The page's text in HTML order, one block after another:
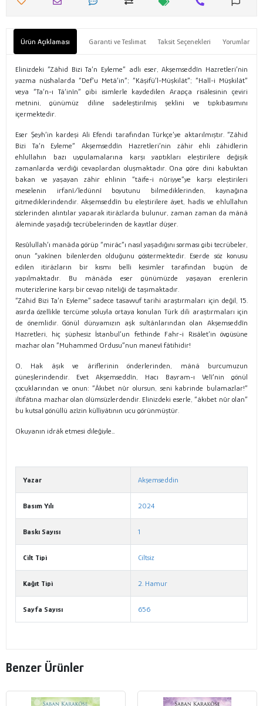
Ürün Açıklaması Garanti ve Teslimat Taksit Seçenekleri Yorumlar
Elinizdeki “Zâhid Bizi Ta‘n Eyleme” adlı eser, Akşemseddîn Hazretleri’nin
yazma nüshalarda “Def‘u Metâ‘in”; “Kâşifü’l-Müşkilât”; “Hall-i Müşkilât”
veya “Ta‘n-ı Tâ‘inîn” gibi isimlerle kaydedilen Arapça risâlesinin çeviri
metnini, günümüz diline sadeleştirilmiş şeklini ve tıpkıbasımını
içermektedir.
Eser Şeyh’in kardeşi Ali Efendi tarafından Türkçe’ye aktarılmıştır. “Zâhid
Bizi Ta‘n Eyleme” Akşemseddîn Hazretleri’nin zâhir ehli zâhidlerin
ehlullahın bazı uygulamalarına karşı yaptıkları eleştirilere değişik
zamanlarda verdiği cevaplardan oluşmaktadır. Ona göre dini kabuktan
bakan ve yaşayan zâhir ehlinin “tâife-i nûriyye”ye karşı eleştirileri
meselenin irfanî/ledünnî boyutunu bilmediklerinden, kaynağına
gitmediklerindendir. Akşemseddîn bu eleştirilere âyet, hadîs ve ehlullahın
sözlerinden alıntılar yaparak itirâzlarda bulunur, zaman zaman da mânâ
âleminde yaşadığı tecrübelerinden de kayıtlar düşer.
Resûlullah’ı manâda görüp “mirâc”ı nasıl yaşadığını sorması gibi tecrübeler,
onun “yakînen bilenlerden olduğunu göstermektedir. Eserde söz konusu
edilen itirâzların bir kısmı belli kesimler tarafından bugün de
yapılmaktadır. Bu mânâda eser günümüzde yaşayan erenlerin
muterizlerine karşı bir cevap niteliği de taşımaktadır.
“Zâhid Bizi Ta‘n Eyleme” sadece tasavvuf tarihi araştırmaları için değil, 15.
asırda özellikle tercüme yoluyla ortaya konulan Türk dili araştırmaları için
de önemlidir. Gönül dünyamızın aşk sultânlarından olan Akşemseddîn
Hazretleri, hiç şüphesiz İstanbul’un fethinde Fahr-i Risâlet’in övgüsüne
mazhar olan “Muhammed Ordusu”nun manevî fâtihidir!
O, Hak âşık ve âriflerinin önderlerinden, mânâ burcumuzun
güneşlerindendir. Evet Akşemseddîn, Hacı Bayram-ı Velî’nin gönül
çocuklarından ve onun: “Âkıbet nûr olursun, seni kabrinde bulamazlar!”
iltifâtına mazhar olan ölümsüzlerdendir. Elinizdeki eserle, “âkıbet nûr olan”
bu kutsal gönüllü azîzin külliyâtının ucu görünmüştür.
Okuyanın idrâk etmesi dileğiyle…
Yazar Akşemseddin
Basım Yılı 2024
Baskı Sayısı 1
Cilt Tipi Ciltsiz
Kağıt Tipi 2. Hamur
Sayfa Sayısı 656
Benzer Ürünler